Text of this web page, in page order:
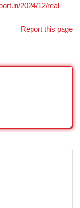
2024/12/real-
Report this page